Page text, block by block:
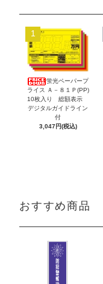
1
蛍光ペーパープ
ライス Ａ－８１Ｐ(PP)
10枚入り 総額表示
デジタルガイドライン
付
3,047円(税込)
おすすめ商品